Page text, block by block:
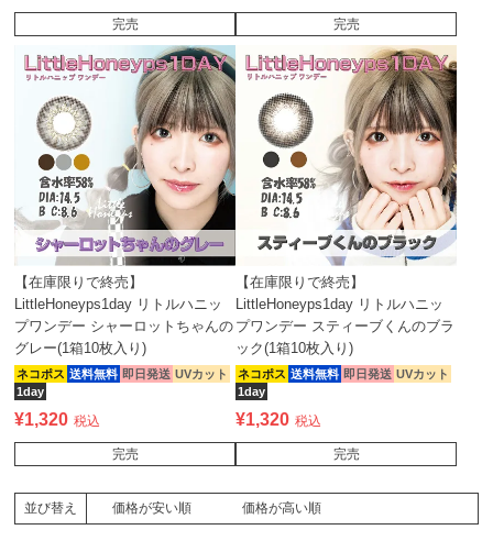
完売 完売
【在庫限りで終売】
LittleHoneyps1day リトルハニッ
プワンデー シャーロットちゃんの
グレー(1箱10枚入り)
ネコポス 送料無料 即日発送 UVカット
1day
¥1,320 税込
完売
【在庫限りで終売】
LittleHoneyps1day リトルハニッ
プワンデー スティーブくんのブラ
ック(1箱10枚入り)
ネコポス 送料無料 即日発送 UVカット
1day
¥1,320 税込
完売
並び替え 価格が安い順 価格が高い順